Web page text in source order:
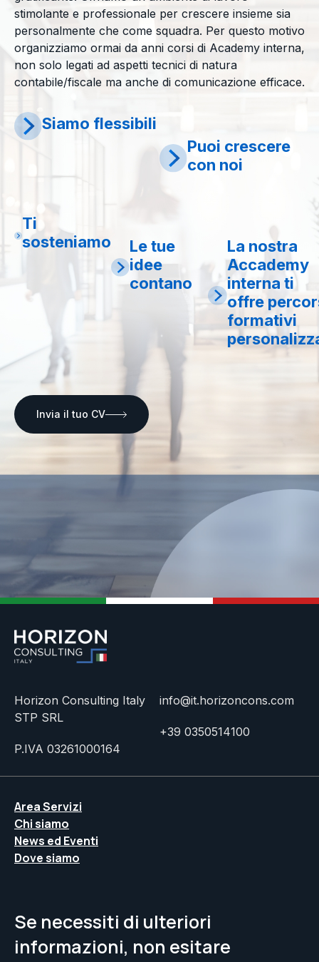
stimolante e professionale per crescere insieme sia
personalmente che come squadra. Per questo motivo
organizziamo ormai da anni corsi di Academy interna,
non solo legati ad aspetti tecnici di natura
contabile/fiscale ma anche di comunicazione efficace.
Siamo flessibili
Puoi crescere
con noi
Ti
sosteniamo
Le tue
idee
contano
La nostra
Accademy
interna ti
offre
formativi
Invia il tuo CV
Horizon Consulting Italy
STP SRL
P.IVA 03261000164
info@it.horizoncons.com
+39 0350514100
Area Servizi
Chi siamo
News ed Eventi
Dove siamo
Se necessiti di ulteriori
informazioni, non esitare